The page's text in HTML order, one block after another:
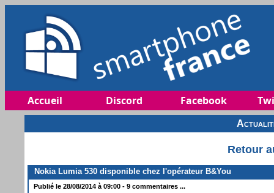
Accueil Discord Facebook
Retour
Nokia Lumia 530 disponible chez l'opérateur B&You
Publié le 28/08/2014 à 09:00 - 9 commentaires ...